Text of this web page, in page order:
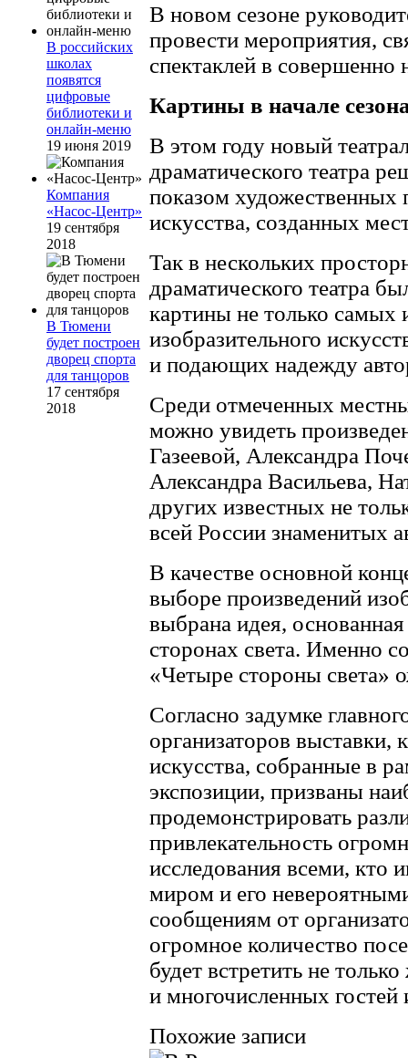
В российских
школах
появятся
цифровые
библиотеки и
онлайн-меню
19 июня 2019
Компания
«Насос-Центр»
19 сентября
2018
В Тюмени
будет построен
дворец спорта
для танцоров
17 сентября
2018
В новом сезоне
провести мероприятия,
спектаклей в
Картины в начале
В этом году новый
драматического театра
показом художественных
искусства, созданных
Так в нескольких
драматического театра
картины не только самых
изобразительного
и подающих надежду
Среди отмеченных
можно увидеть
Газеевой, Александра
Александра Васильева,
других известных не
всей России знаменитых
В качестве основной
выборе произведений
выбрана идея,
сторонах света. Именно
«Четыре стороны света»
Согласно задумке
организаторов выставки,
искусства, собранные в
экспозиции, призваны
продемонстрировать
привлекательность
исследования всеми, кто
миром и его
сообщениям от
огромное количество
будет встретить не
и многочисленных гостей
Похожие записи